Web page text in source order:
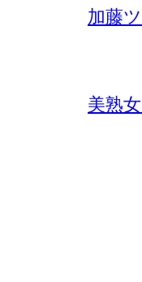
加藤
美熟